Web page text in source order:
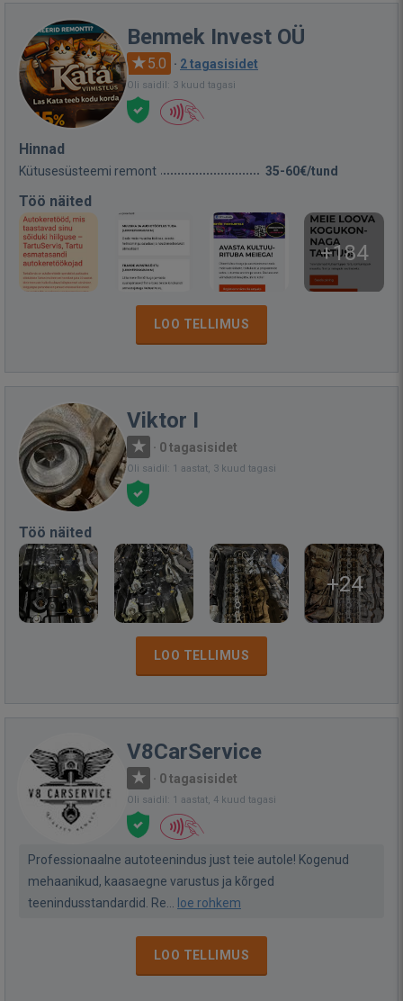
Benmek Invest OÜ
5.0 · 2 tagasisidet
Oli saidil: 3 kuud tagasi
Hinnad
Kütusesüsteemi remont 35-60€/tund
Töö näited
+184
LOO TELLIMUS
Viktor I
· 0 tagasisidet
Oli saidil: 1 aastat, 3 kuud tagasi
Töö näited
+24
LOO TELLIMUS
V8CarService
· 0 tagasisidet
Oli saidil: 1 aastat, 4 kuud tagasi
Professionaalne autoteenindus just teie autole! Kogenud
mehaanikud, kaasaegne varustus ja kõrged
teenindusstandardid. Re...
loe rohkem
LOO TELLIMUS